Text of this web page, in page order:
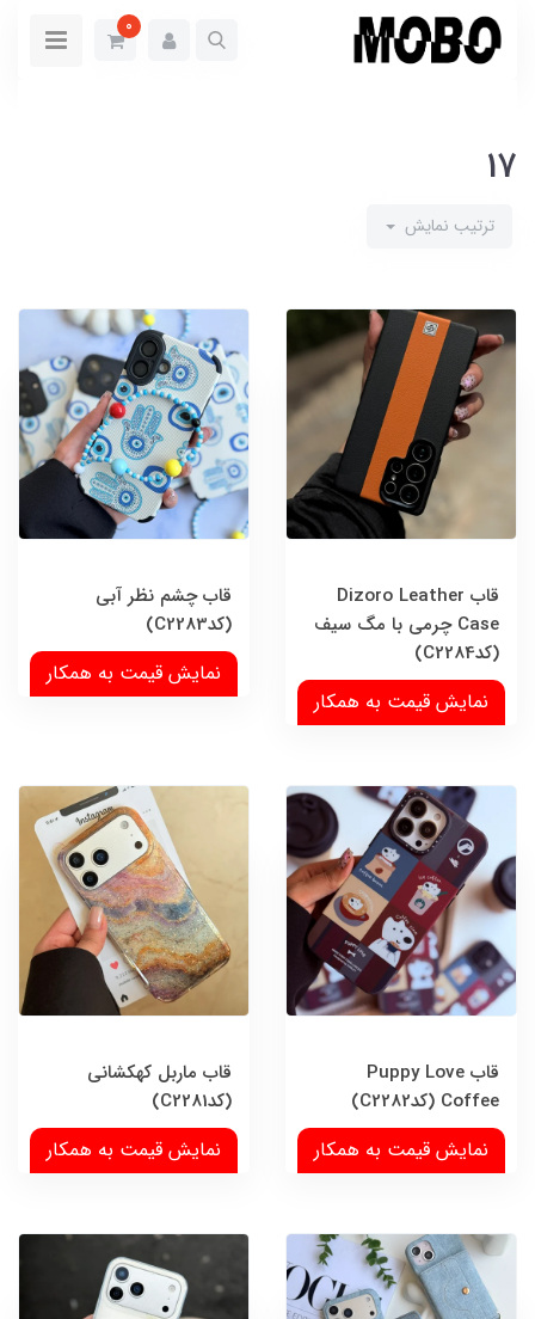
0
17
ترتیب نمایش
قاب Dizoro Leather
Case چرمی با مگ سیف
(کدC2284)
نمایش قیمت به همکار
قاب چشم نظر آبی
(کدC2283)
نمایش قیمت به همکار
قاب Puppy Love
Coffee (کدC2282)
نمایش قیمت به همکار
قاب ماربل کهکشانی
(کدC2281)
نمایش قیمت به همکار